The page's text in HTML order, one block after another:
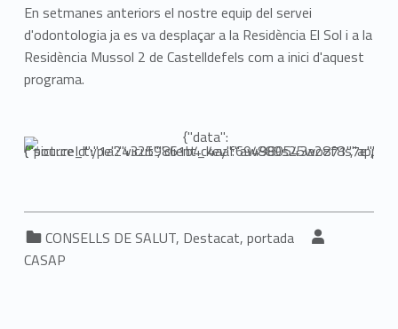
En setmanes anteriors el nostre equip del servei
d'odontologia ja es va desplaçar a la Residència El Sol i a la
Residència Mussol 2 de Castelldefels com a inici d'aquest
programa.
CONSELLS DE SALUT, Destacat, portada
CASAP